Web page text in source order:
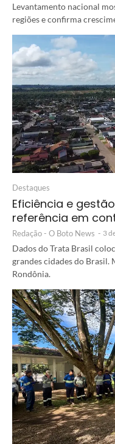
Levantamento nacional
regiões e confirma
Destaques
Eficiência e
referência em
Redação - O Boto News - 3
Dados do Trata Brasil
grandes cidades do
Rondônia.